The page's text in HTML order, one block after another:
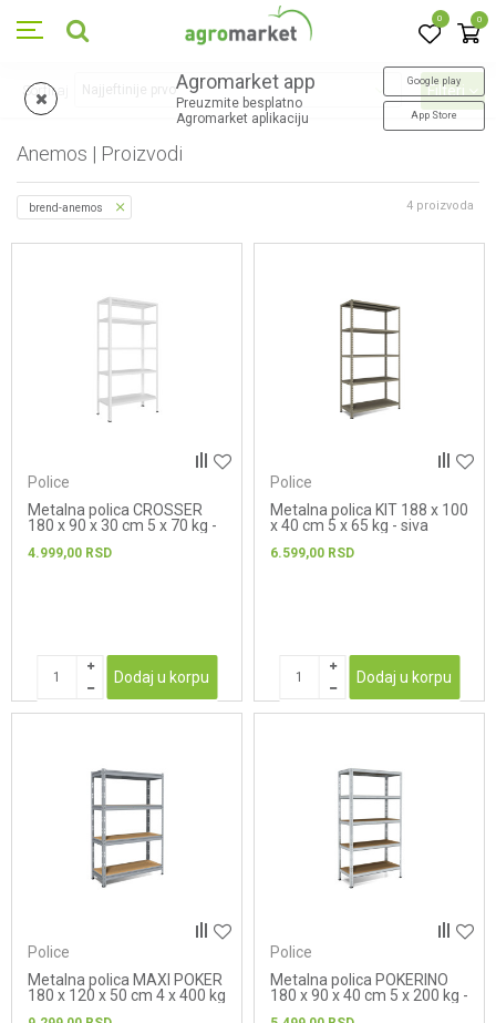
0 0
Agromarket app
Preuzmite besplatno
Agromarket aplikaciju
Google play
App Store
Anemos | Proizvodi
Sortiraj Filteri
brend-anemos 4 proizvoda
Police
Metalna polica CROSSER
180 x 90 x 30 cm 5 x 70 kg -
4.999,00 RSD
Dodaj u korpu
Police
Metalna polica KIT 188 x 100
x 40 cm 5 x 65 kg - siva
6.599,00 RSD
Dodaj u korpu
Police
Metalna polica MAXI POKER
180 x 120 x 50 cm 4 x 400 kg
Police
Metalna polica POKERINO
180 x 90 x 40 cm 5 x 200 kg -